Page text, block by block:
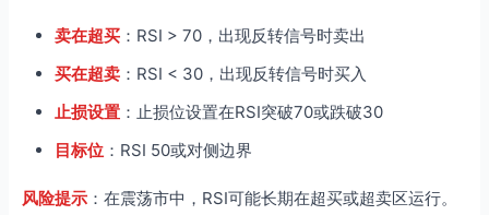
卖在超买 ：RSI > 70，出现反转信号时卖出
买在超卖 ：RSI < 30，出现反转信号时买入
止损设置 ：止损位设置在RSI突破70或跌破30
目标位 ：RSI 50或对侧边界
风险提示 ：在震荡市中，RSI可能长期在超买或超卖区运行。